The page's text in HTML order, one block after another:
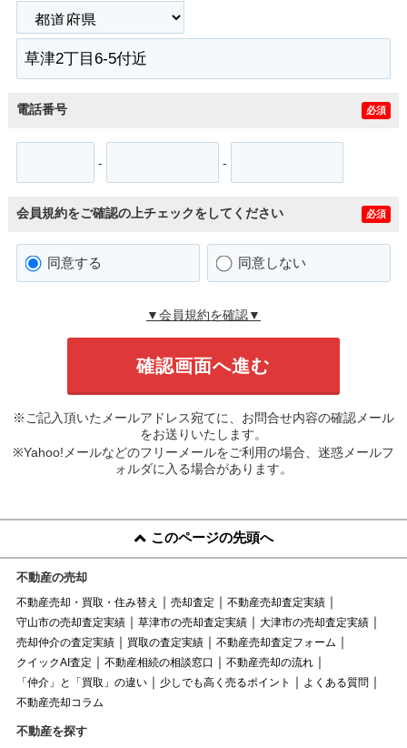
電話番号 必須
- -
会員規約をご確認の上チェックをしてください 必須
同意する 同意しない
▼会員規約を確認▼
※ご記入頂いたメールアドレス宛てに、お問合せ内容の確認メール
をお送りいたします。
※Yahoo!メールなどのフリーメールをご利用の場合、迷惑メールフ
ォルダに入る場合があります。
このページの先頭へ
不動産の売却
不動産売却・買取・住み替え 売却査定
不動産売却査定実績
守山市の売却査定実績
草津市の売却査定実績
大津市の売却査定実績
売却仲介の査定実績
買取の査定実績
不動産売却査定フォーム
クイックAI査定
不動産相続の相談窓口
不動産売却の流れ
「仲介」と「買取」の違い
少しでも高く売るポイント
よくある質問
不動産売却コラム
不動産を探す